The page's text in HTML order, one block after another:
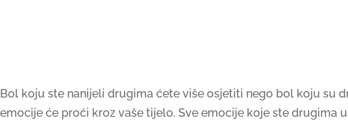
Bol koju ste nanijeli drugima ćete više osjetiti nego bol koju su
emocije će proći kroz vaše tijelo. Sve emocije koje ste drugima